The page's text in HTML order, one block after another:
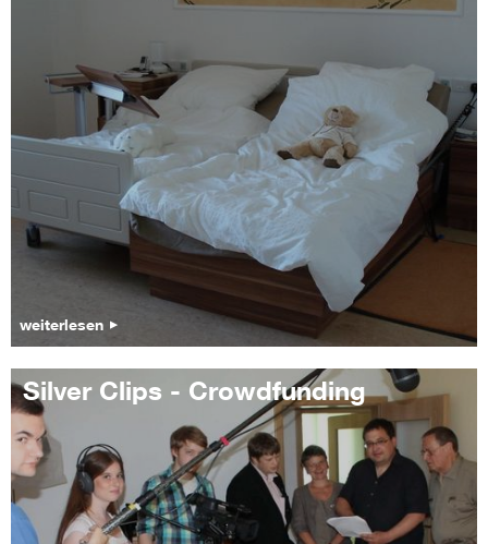
weiterlesen
Silver Clips - Crowdfunding